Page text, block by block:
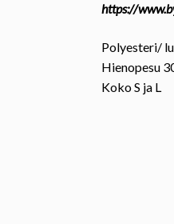
https://
Polyesteri/
Hienopesu
KokoS ja L